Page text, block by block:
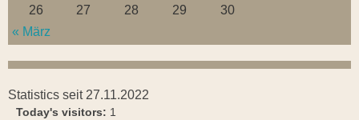
26
27 28 29
30
« März
Statistics seit 27.11.2022
Today's visitors: 1